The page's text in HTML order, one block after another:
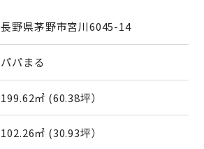
長野県茅野市宮川6045-14
パパまる
199.62㎡ (60.38坪）
102.26㎡ (30.93坪）